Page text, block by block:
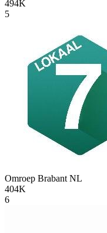
494K
5
Omroep Brabant NL
404K
6